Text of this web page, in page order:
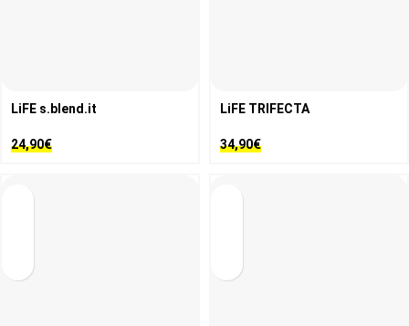
LiFE s.blend.it
24,90€
LiFE TRIFECTA
34,90€